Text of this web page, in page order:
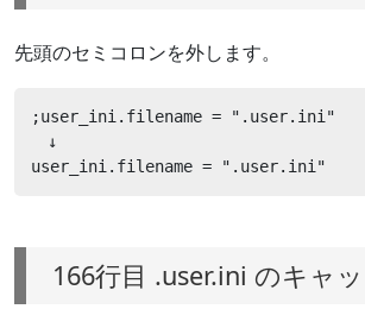
先頭のセミコロンを外します。
;user_ini.filename = ".user.ini"
↓
user_ini.filename = ".user.ini"
166行目 .user.ini のキャ